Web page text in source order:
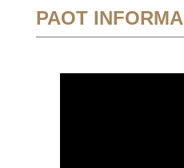
PAOT INFORMA